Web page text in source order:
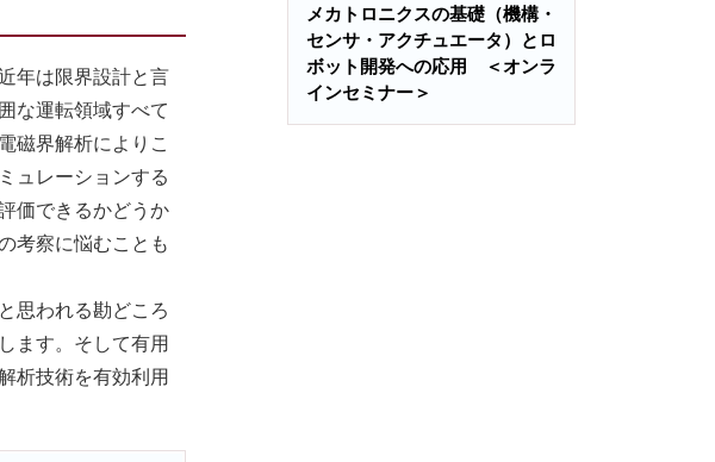
年は限界設計と言
な運転領域すべて
磁界解析によりこ
ュレーションする
価できるかどうか
考察に悩むことも
思われる勘どころ
ます。そして有用
析技術を有効利用
メカトロニクスの基礎（機構・
センサ・アクチュエータ）とロ
ボット開発への応用 ＜オンラ
インセミナー＞